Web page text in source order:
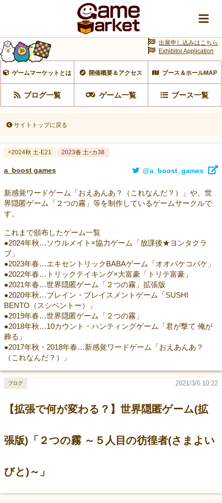
ゲームマーケットとは 開催概要＆アクセス ブース＆ホールMAP
ブログ一覧 ゲーム一覧 ブース一覧
出展申し込みはこちら
Exhibitor Application
サイトトップに戻る
<2024秋 土-E21 2023春 土ｰカ38
a_boost games @a_boost_games
新感覚ワードゲーム「おえあんあ？（これなんだ？）」や、世
界隠匿ゲーム「２つの霧」等を制作しているゲームサークルで
す。
これまで頒布したゲーム一覧
●2024年秋…ソウルメイト×協力ゲーム「放課後★ヨンタクラ
ブ」
●2023年春…エキセントリックBABAゲーム「オオバケコバケ」
●2022年春…トリックテイキング×大富豪「トリテ富豪」
●2021年春…世界隠匿ゲーム「２つの霧」拡張版
●2020年秋…ブレイン・プレイスメントゲーム「SUSHI
BENTO（スシベントー）」
●2019年春…世界隠匿ゲーム「２つの霧」
●2018年秋…10カウント・ハンティングゲーム「君が撃て 俺が
葬る」
●2017年秋・2018年春…新感覚ワードゲーム「おえあんあ？
（これなんだ？）」
【拡張で何が変わる？】世界隠匿ゲーム(拡
張版)「２つの霧 ～５人目の彷徨者(さまよい
びと)～」
2021/3/6 10:22
ブログ